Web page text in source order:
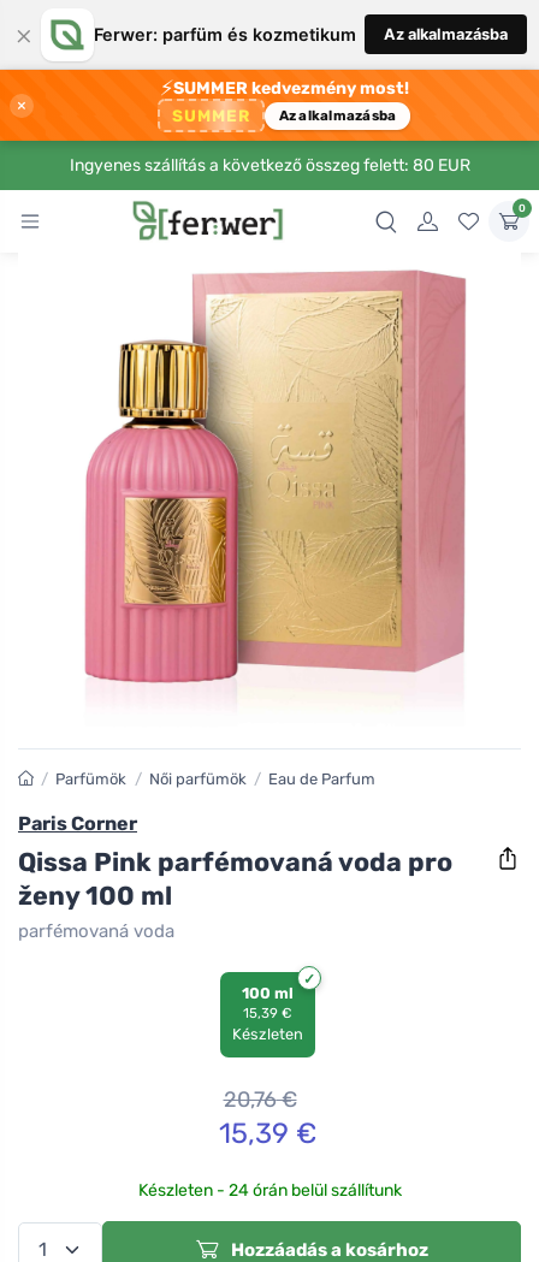
× Ferwer: parfüm és kozmetikum Az alkalmazásba
×
⚡SUMMER kedvezmény most!
SUMMER Az alkalmazásba
Ingyenes szállítás a következő összeg felett: 80 EUR
0
/ Parfümök / Női parfümök / Eau de Parfum
Paris Corner
Qissa Pink parfémovaná voda pro
ženy 100 ml
parfémovaná voda
100 ml
15,39 €
Készleten
20,76€
15,39 €
Készleten - 24 órán belül szállítunk
Hozzáadás a kosárhoz